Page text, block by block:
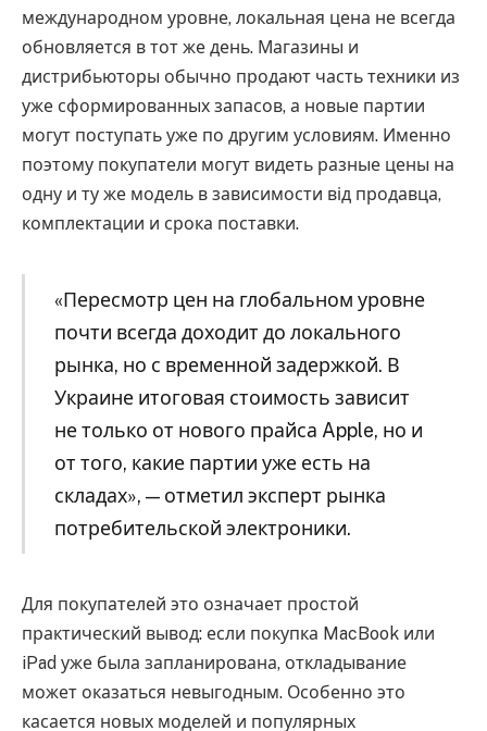
международном уровне, локальная цена не всегда
обновляется в тот же день. Магазины и
дистрибьюторы обычно продают часть техники из
уже сформированных запасов, а новые партии
могут поступать уже по другим условиям. Именно
поэтому покупатели могут видеть разные цены на
одну и ту же модель в зависимости від продавца,
комплектации и срока поставки.
«Пересмотр цен на глобальном уровне
почти всегда доходит до локального
рынка, но с временной задержкой. В
Украине итоговая стоимость зависит
не только от нового прайса Apple, но и
от того, какие партии уже есть на
складах», — отметил эксперт рынка
потребительской электроники.
Для покупателей это означает простой
практический вывод: если покупка MacBook или
iPad уже была запланирована, откладывание
может оказаться невыгодным. Особенно это
касается новых моделей и популярных